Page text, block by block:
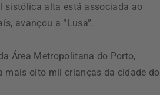
sistólica alta está associada ao
avançou a “Lusa”.
Área Metropolitana do Porto,
mais oito mil crianças da cidade do